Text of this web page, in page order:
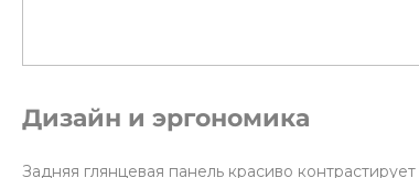
Дизайн и эргономика
Задняя глянцевая панель красиво